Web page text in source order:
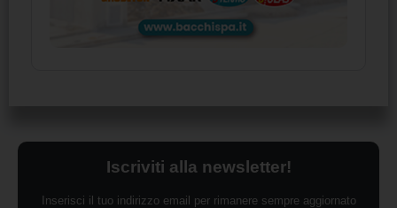
Iscriviti alla newsletter!
Inserisci il tuo indirizzo email per rimanere sempre aggiornato